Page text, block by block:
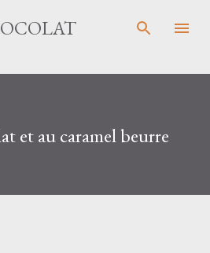
au contenu principal
et au caramel beurre